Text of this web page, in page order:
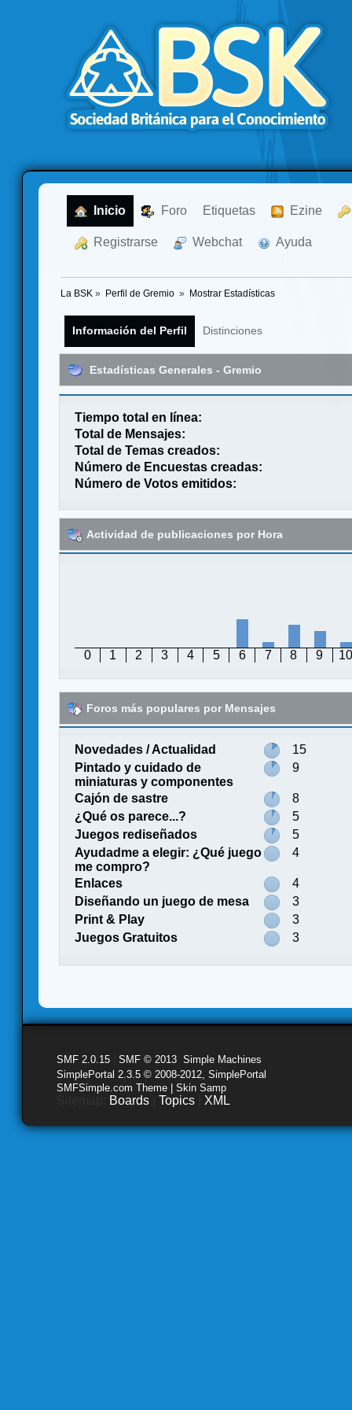
Inicio Foro Etiquetas Ezine
Registrarse Webchat Ayuda
La BSK » Perfil de Gremio » Mostrar Estadísticas
Información del Perfil Distinciones
Estadísticas Generales - Gremio
Tiempo total en línea:
Total de Mensajes:
Total de Temas creados:
Número de Encuestas creadas:
Número de Votos emitidos:
Actividad de publicaciones por Hora
0 1 2 3 4 5 6 7 8 9 10
Foros más populares por Mensajes
Novedades / Actualidad
15
Pintado y cuidado de
miniaturas y componentes
9
Cajón de sastre
8
¿Qué os parece...?
5
Juegos rediseñados
5
Ayudadme a elegir: ¿Qué juego
me compro?
4
Enlaces
4
Diseñando un juego de mesa
3
Print & Play
3
Juegos Gratuitos
3
SMF 2.0.15 SMF © 2013 Simple Machines
SimplePortal 2.3.5 © 2008-2012, SimplePortal
SMFSimple.com Theme | Skin Samp
Boards Topics XML